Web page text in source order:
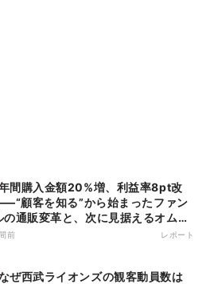
顧客を知る”から始まったファン
の通販変革と、次に見据えるオムニ
ル
前 レポート